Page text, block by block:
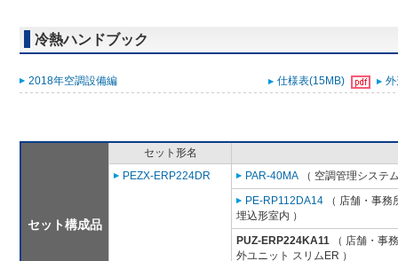
冷熱ハンドブック
2018年空調設備編 仕様表(15MB)
セット構成品
セット形名
PEZX-ERP224DR
PAR-40MA （ 空調管理システ
PE-RP112DA14 （ 店舗・事
埋込形室内 ）
PUZ-ERP224KA11 （ 店舗・事
外ユニット スリムER ）